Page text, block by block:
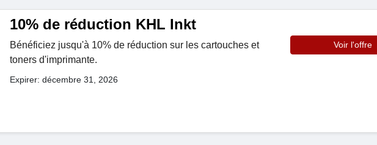
10% de réduction KHL Inkt
Bénéficiez jusqu'à 10% de réduction sur les cartouches et
toners d'imprimante.
Expirer: décembre 31, 2026
Voir l'offre